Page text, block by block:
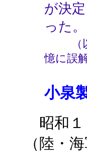
が決
った。
憶に誤
小泉
昭和１
（陸・